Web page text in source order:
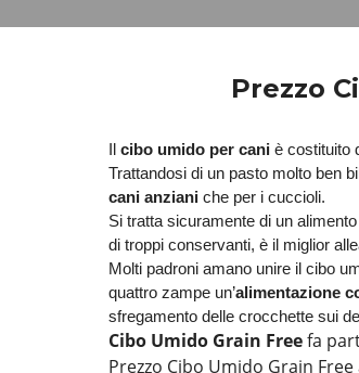
Prezzo
cibo umido per cani è costituito
cani anziani che per i cuccioli.
Si tratta sicuramente di un
di troppi conservanti, è il miglior
Molti padroni amano unire il cibo
quattro zampe un’alimentazione
sfregamento delle crocchette sui
Cibo Umido Grain Freefa
Prezzo Cibo Umido Grain Free